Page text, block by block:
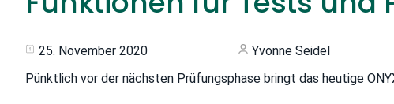
25. November 2020
Yvonne Seidel
Pünktlich vor der nächsten Prüfungsphase bringt das heutige